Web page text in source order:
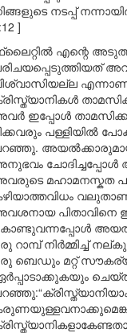
നടപ്പ്
]
എന്റെ
ഇപ്പോൾ
പള്ളിയിൽ
മഹാമനസ്കത
പിതാവിനെ
റാമ്പ് നിർമ്മിച്ച്
ബെഡും മറ്റ്